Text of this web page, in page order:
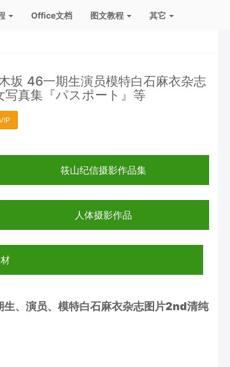
Office文档 图文教程 其它
坂 46一期生演员模特白石麻衣杂志
真集『パスポート』等
筱山纪信摄影作品集
人体摄影作品
生、演员、模特白石麻衣杂志图片2nd清纯